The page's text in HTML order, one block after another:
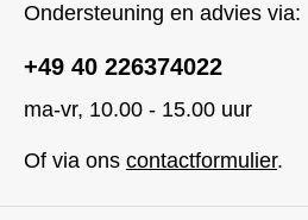
Ondersteuning en advies via:
+49 40 226374022
ma-vr, 10.00 - 15.00 uur
Of via ons contactformulier.